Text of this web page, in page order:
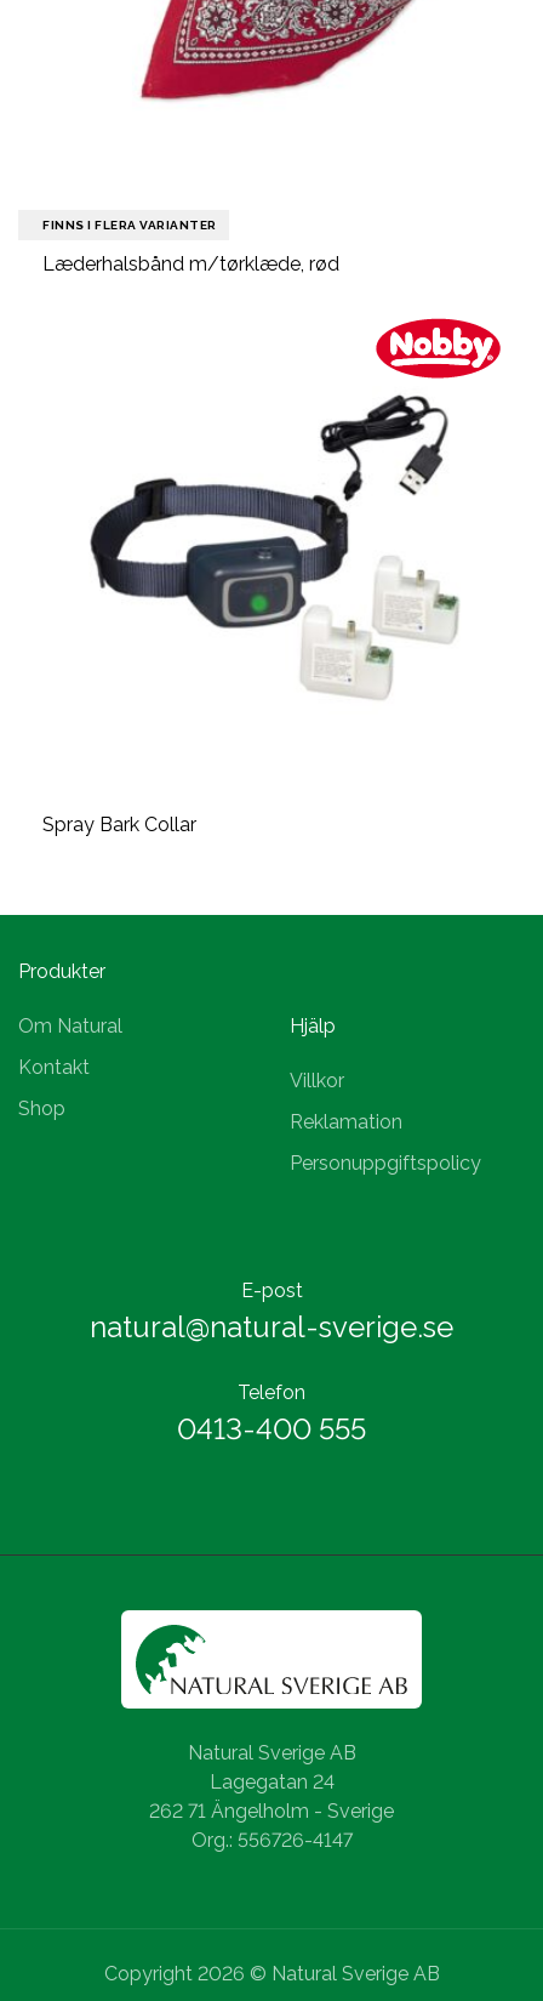
FINNS I FLERA VARIANTER
Læderhalsbånd m/tørklæde, rød
Spray Bark Collar
Produkter
Om Natural
Kontakt
Shop
Hjälp
Villkor
Reklamation
Personuppgiftspolicy
E-post
natural@natural-sverige.se
Telefon
0413-400 555
Natural Sverige AB
Lagegatan 24
262 71 Ängelholm - Sverige
Org.: 556726-4147
Copyright 2026 © Natural Sverige AB